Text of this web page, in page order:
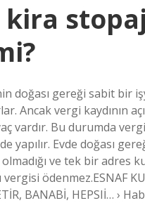
doğası gereği sabit bir
Ancak vergi kaydının
vardır. Bu durumda
yapılır. Evde doğası
ve tek bir adres
ödenmez.ESNAF
BANABİ, HEPSIİ… ›